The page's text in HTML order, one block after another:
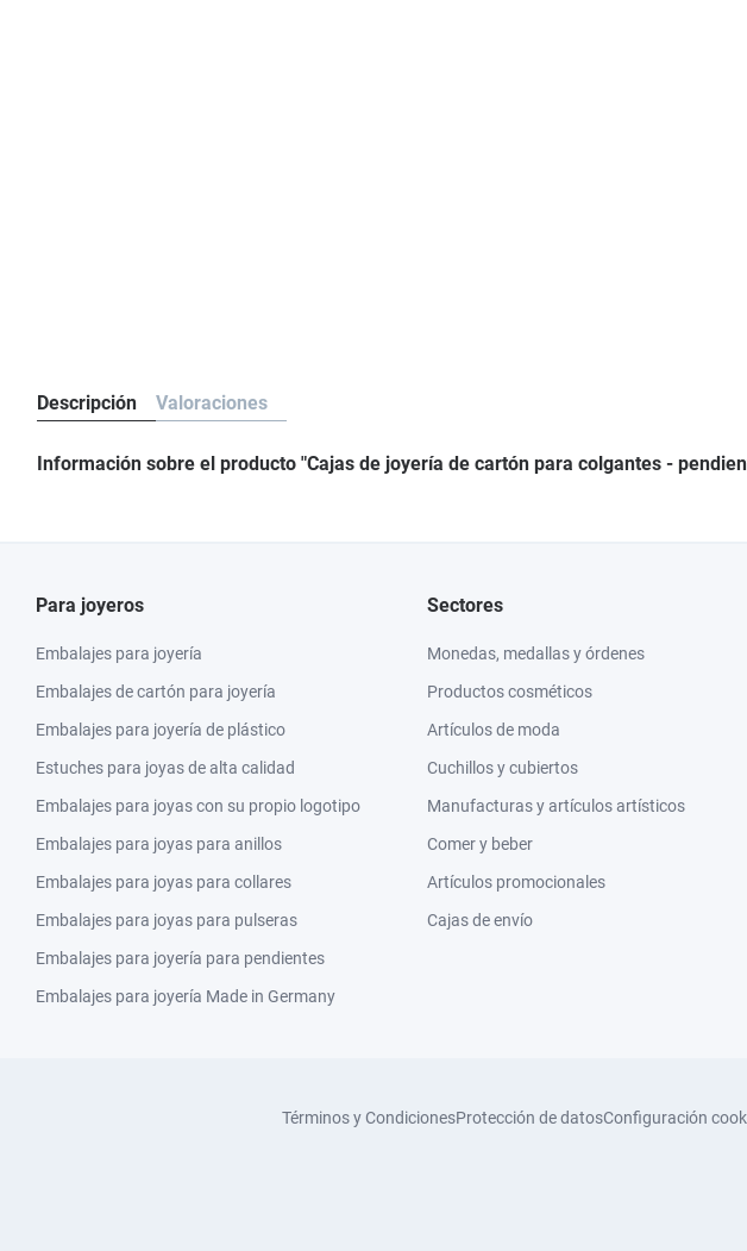
Descripción Valoraciones
Información sobre el producto "Cajas de joyería de cartón para colgantes -
Para joyeros
Embalajes para joyería
Embalajes de cartón para joyería
Embalajes para joyería de plástico
Estuches para joyas de alta calidad
Embalajes para joyas con su propio logotipo
Embalajes para joyas para anillos
Embalajes para joyas para collares
Embalajes para joyas para pulseras
Embalajes para joyería para pendientes
Embalajes para joyería Made in Germany
Sectores
Monedas, medallas y órdenes
Productos cosméticos
Artículos de moda
Cuchillos y cubiertos
Manufacturas y artículos artísticos
Comer y beber
Artículos promocionales
Cajas de envío
Términos y CondicionesProtección de datosConfiguración